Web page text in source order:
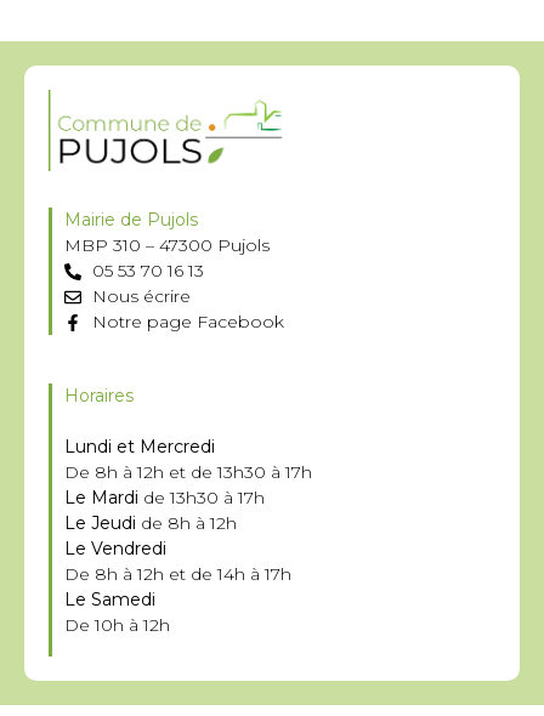
Mairie de Pujols
MBP 310 – 47300 Pujols
05 53 70 16 13
Nous écrire
Notre page Facebook
Horaires
Lundi et Mercredi
De 8h à 12h et de 13h30 à 17h
Le Mardi de 13h30 à 17h
Le Jeudi de 8h à 12h
Le Vendredi
De 8h à 12h et de 14h à 17h
Le Samedi
De 10h à 12h